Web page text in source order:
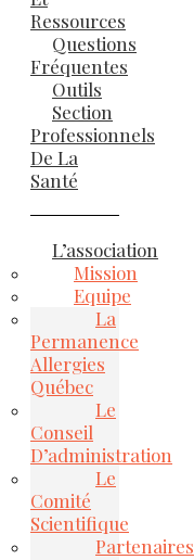
Ressources
Questions
Fréquentes
Outils
Section
Professionnels
De La
Santé
L’association
Mission
Equipe
La
Permanence
Allergies
Québec
Le
Conseil
D’administration
Le
Comité
Scientifique
Partenaires